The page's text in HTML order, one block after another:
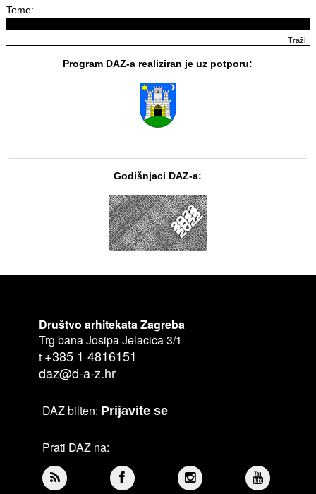
Teme:
Program DAZ-a realiziran je uz potporu:
Godišnjaci DAZ-a:
Društvo arhitekata Zagreba
Trg bana Josipa Jelacica 3/1
t +385 1 4816151
daz@d-a-z.hr
DAZ bilten: Prijavite se
Prati DAZ na: